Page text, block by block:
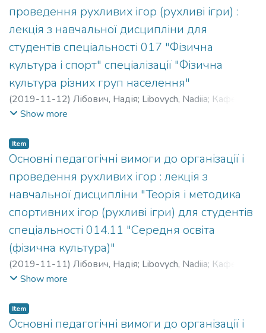
проведення рухливих ігор (рухливі ігри) :
лекція з навчальної дисципліни для
студентів спеціальності 017 "Фізична
культура і спорт" спеціалізації "Фізична
культура різних груп населення"
(2019-11-12) Лібович, Надія; Libovych, Nadiia; Кафедра
спортивних та рекреаційних ігор
Show more
Item
Основні педагогічні вимоги до організації і
проведення рухливих ігор : лекція з
навчальної дисципліни "Теорія і методика
спортивних ігор (рухливі ігри) для студентів
спеціальності 014.11 "Середня освіта
(фізична культура)"
(2019-11-11) Лібович, Надія; Libovych, Nadiia; Кафедра
спортивних та рекреаційних ігор
Show more
Item
Основні педагогічні вимоги до організації і